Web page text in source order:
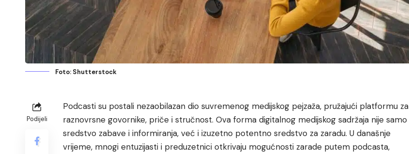
Foto: Shutterstock
Podijeli
Podcasti su postali nezaobilazan dio suvremenog medijskog pejzaža, pružajući platformu za
raznovrsne govornike, priče i stručnost. Ova forma digitalnog medijskog sadržaja nije samo
sredstvo zabave i informiranja, već i izuzetno potentno sredstvo za zaradu. U današnje
vrijeme, mnogi entuzijasti i preduzetnici otkrivaju mogućnosti zarade putem podcasta,